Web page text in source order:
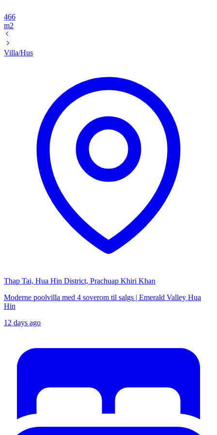
466
m2
Villa/Hus
Thap Tai, Hua Hin District, Prachuap Khiri Khan
Moderne poolvilla med 4 soverom til salgs | Emerald Valley Hua
Hin
12 days ago